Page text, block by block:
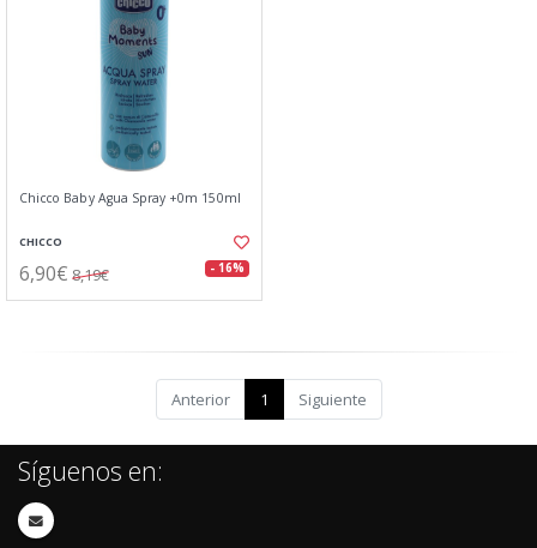
Chicco Baby Agua Spray +0m 150ml
CHICCO
6,90€ 8,19€ - 16%
Anterior 1 Siguiente
Síguenos en: